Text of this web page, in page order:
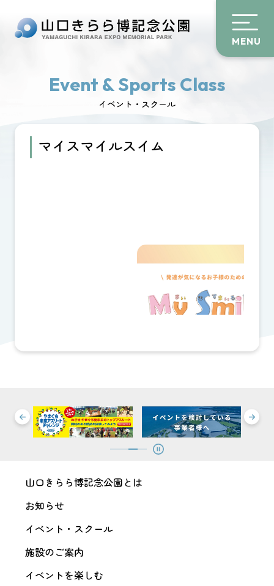
MENU
Event & Sports Class
イベント・スクール
マイスマイルスイム
山口きらら博記念公園とは
お知らせ
イベント・スクール
施設のご案内
イベントを楽しむ